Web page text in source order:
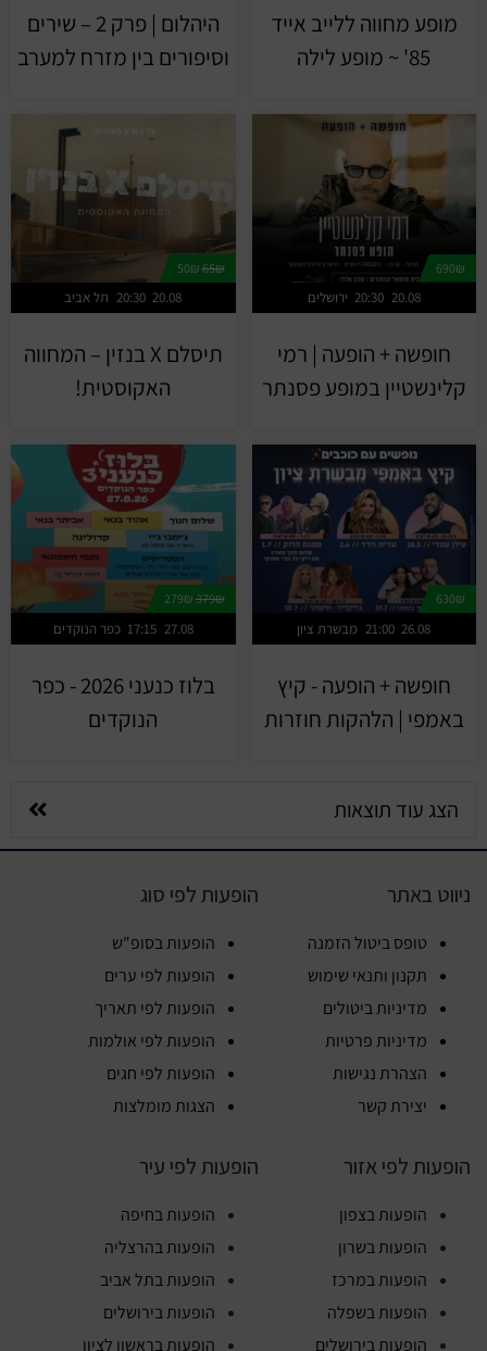
מופע מחווה ללייב אייד
85' ~ מופע לילה
היהלום | פרק 2 – שירים
וסיפורים בין מזרח למערב
690₪
ירושלים 20:30 20.08
חופשה + הופעה | רמי
קלינשטיין במופע פסנתר
65₪
50₪
תל אביב 20:30 20.08
תיסלם X בנזין – המחווה
האקוסטית!
630₪
מבשרת ציון 21:00 26.08
חופשה + הופעה - קיץ
באמפי | הלהקות חוזרות
379₪
279₪
כפר הנוקדים 17:15 27.08
בלוז כנעני 2026 - כפר
הנוקדים
הצג עוד תוצאות
ניווט באתר
טופס ביטול הזמנה
תקנון ותנאי שימוש
מדיניות ביטולים
מדיניות פרטיות
הצהרת נגישות
יצירת קשר
הופעות לפי סוג
הופעות בסופ"ש
הופעות לפי ערים
הופעות לפי תאריך
הופעות לפי אולמות
הופעות לפי חגים
הצגות מומלצות
הופעות לפי אזור
הופעות בצפון
הופעות בשרון
הופעות במרכז
הופעות בשפלה
הופעות בירושלים
הופעות לפי עיר
הופעות בחיפה
הופעות בהרצליה
הופעות בתל אביב
הופעות בירושלים
הופעות בראשון לציון